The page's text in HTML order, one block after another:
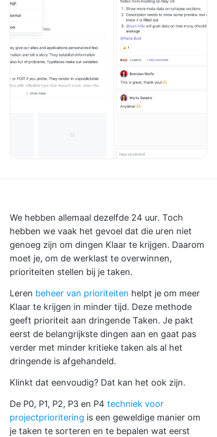
We hebben allemaal dezelfde 24 uur. Toch
hebben we vaak het gevoel dat die uren niet
genoeg zijn om dingen Klaar te krijgen. Daarom
moet je, om de werklast te overwinnen,
prioriteiten stellen bij je taken.
Leren beheer van prioriteiten helpt je om meer
Klaar te krijgen in minder tijd. Deze methode
geeft prioriteit aan dringende Taken. Je pakt
eerst de belangrijkste dingen aan en gaat pas
verder met minder kritieke taken als al het
dringende is afgehandeld.
Klinkt dat eenvoudig? Dat kan het ook zijn.
De P0, P1, P2, P3 en P4 techniek voor
projectprioritering is een geweldige manier om
je taken te sorteren en te bepalen wat eerst